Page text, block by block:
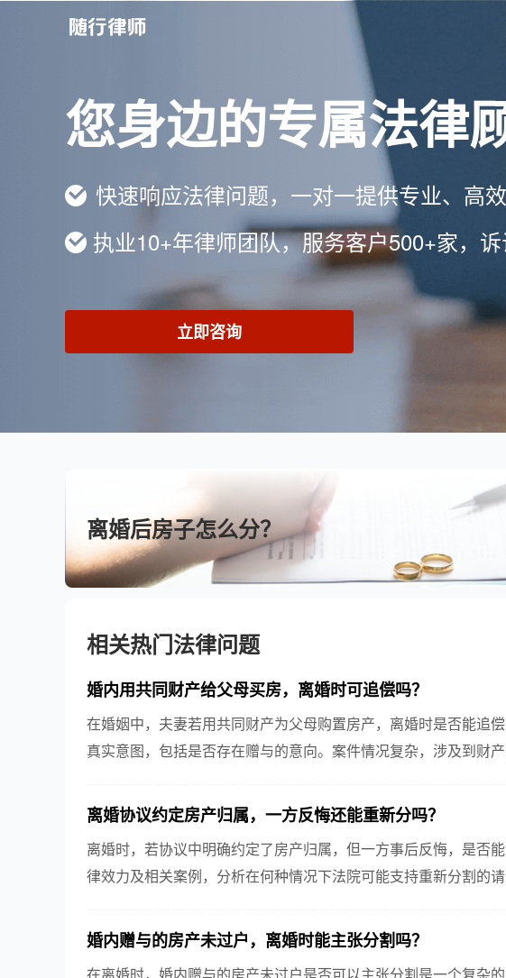
您身边的专属法律
快速响应法律问题，一对一提供专业、高
执业10+年律师团队，服务客户500+家，
立即咨询
离婚后房子怎么分？
相关热门法律问题
婚内用共同财产给父母买房，离婚时可追偿吗？
在婚姻中，夫妻若用共同财产为父母购置房产，离婚时是否能追
真实意图，包括是否存在赠与的意向。案件情况复杂，涉及到财
离婚协议约定房产归属，一方反悔还能重新分吗？
离婚时，若协议中明确约定了房产归属，但一方事后反悔，是否
律效力及相关案例，分析在何种情况下法院可能支持重新分割的
婚内赠与的房产未过户，离婚时能主张分割吗？